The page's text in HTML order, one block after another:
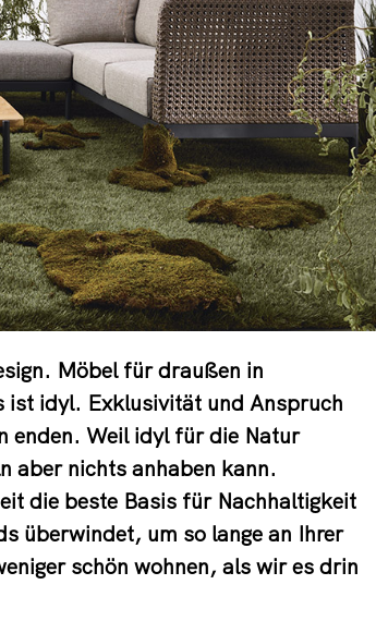
Möbel für draußen in
ist idyl. Exklusivität und Anspruch
enden. Weil idyl für die Natur
aber nichts anhaben kann.
die beste Basis für Nachhaltigkeit
überwindet, um so lange an Ihrer
schön wohnen, als wir es drin